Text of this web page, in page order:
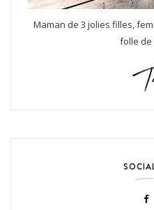
Maman de 3 jolies filles,
folle de